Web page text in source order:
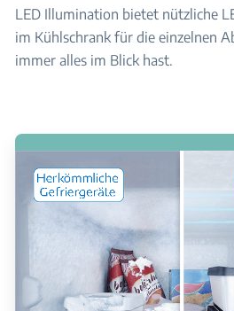
LED Illumination bietet nützliche
im Kühlschrank für die einzelnen
immer alles im Blick hast.